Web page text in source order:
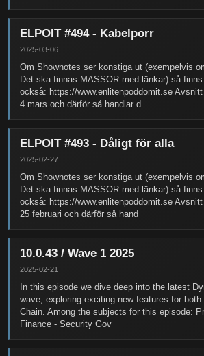
ELPOIT #494 - Kabelporr
2025-03-06
Om Shownotes ser konstiga ut (exempelvis
Det ska finnas MASSOR med länkar) så
också: https://www.enlitenpoddomit.se
4 mars och därför så handlar d
ELPOIT #493 - Dåligt för alla
2025-02-27
Om Shownotes ser konstiga ut (exempelvis
Det ska finnas MASSOR med länkar) så
också: https://www.enlitenpoddomit.se
25 februari och därför så hand
10.0.43 / Wave 1 2025
2025-02-21
In this episode we dive deep into the latest
wave, exploring exciting new features for
Chain. Among the subjects for this episode:
Finance - Security Gov